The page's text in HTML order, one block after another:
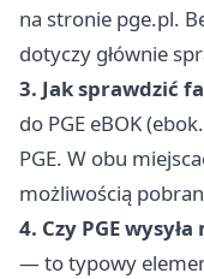
na stronie pge.pl.
dotyczy głównie
3. Jak sprawdzić
do PGE eBOK
PGE. W obu
możliwością
4. Czy PGE
— to typowy